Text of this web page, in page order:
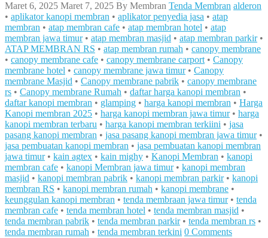
Maret 6, 2025 Maret 7, 2025 By Membran Tenda Membran alderon
• aplikator kanopi membran • aplikator penyedia jasa • atap
membran • atap membran cafe • atap membran hotel • atap
membran jawa timur• atap membran masjid • atap membran parkir•
ATAP MEMBRAN RS • atap membran rumah • canopy membrane
• canopy membrane cafe • canopy membrane carport • Canopy
membrane hotel • canopy membrane jawa timur• Canopy
membrane Masjid • Canopy membrane pabrik • canopy membrane
rs • Canopy membrane Rumah • daftar harga kanopi membran •
daftar kanopi membran • glamping • harga kanopi membran • Harga
Kanopi membran 2025 • harga kanopi membran jawa timur• harga
kanopi membran terbaru • harga kanopi membran terkiini • jasa
pasang kanopi membran • jasa pasang kanopi membran jawa timur•
jasa pembuatan kanopi membran • jasa pembuatan kanopi membran
jawa timur• kain agtex • kain mighy • Kanopi Membran • kanopi
membran cafe • kanopi Membran jawa timur• kanopi membran
masjid • kanopi membran pabrik • kanopi membran parkir• kanopi
membran RS • kanopi membran rumah • kanopi membrane •
keunggulan kanopi membran • tenda membraan jawa timur• tenda
membran cafe • tenda membran hotel • tenda membran masjid •
tenda membran pabrik • tenda membran parkir• tenda membran rs •
tenda membran rumah • tenda membran terkini 0 Comments